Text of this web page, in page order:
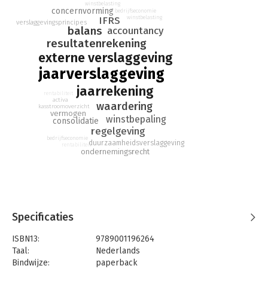
jaarverslaggeving
externe verslaggeving
jaarrekening
resultatenrekening
waardering
balans accountancy
IFRS
winstbepaling
regelgeving
concernvorming
consolidatie
duurzaamheidsverslaggeving
ondernemingsrecht
vermogen
kasstroomoverzicht
verslaggevingsprincipes
activa
winstbelasting
bedrijfseconomie
rentabiliteit
winstbelasting
bedrijfseconomie
rentabiliteit
Specificaties
ISBN13:
9789001196264
Taal:
Nederlands
Bindwijze:
paperback